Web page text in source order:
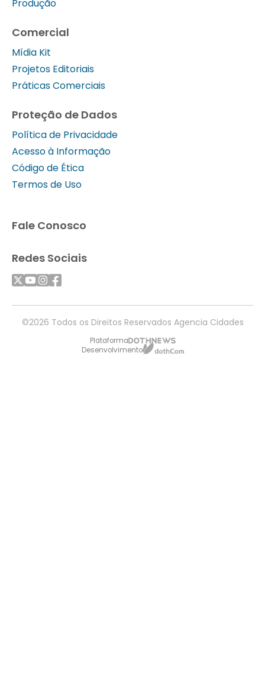
Produção
Comercial
Mídia Kit
Projetos Editoriais
Práticas Comerciais
Proteção de Dados
Política de Privacidade
Acesso à Informação
Código de Ética
Termos de Uso
Fale Conosco
Redes Sociais
©2026 Todos os Direitos Reservados Agencia Cidades
Plataforma
Desenvolvimento